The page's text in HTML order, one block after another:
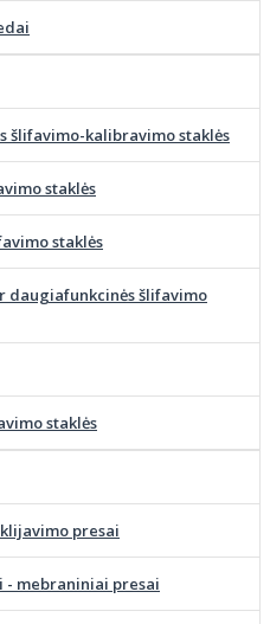
šlifavimo-kalibravimo staklės
staklės
staklės
daugiafunkcinės šlifavimo
staklės
presai
- mebraniniai presai